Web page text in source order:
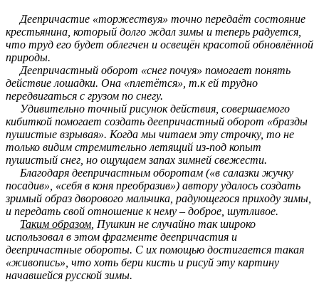
Деепричастие «торжествуя» точно передаёт состояние
крестьянина, который долго ждал зимы и теперь радуется,
что труд его будет облегчен и освещён красотой обновлённой
природы.
Деепричастный оборот «снег почуя» помогает понять
действие лошадки. Она «плетётся», т.к ей трудно
передвигаться с грузом по снегу.
Удивительно точный рисунок действия, совершаемого
кибиткой помогает создать деепричастный оборот «бразды
пушистые взрывая». Когда мы читаем эту строчку, то не
только видим стремительно летящий из-под копыт
пушистый снег, но ощущаем запах зимней свежести.
Благодаря деепричастным оборотам («в салазки жучку
посадив», «себя в коня преобразив») автору удалось создать
зримый образ дворового мальчика, радующегося приходу зимы,
и передать свой отношение к нему – доброе, шутливое.
Таким образом , Пушкин не случайно так широко
использовал в этом фрагменте деепричастия и
деепричастные обороты. С их помощью достигается такая
«живопись», что хоть бери кисть и рисуй эту картину
начавшейся русской зимы.